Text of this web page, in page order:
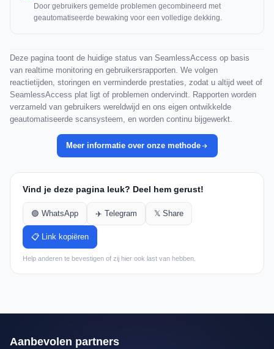
Door gebruikers gemelde problemen gecombineerd met
geautomatiseerde bewaking voor een volledige dekking.
Deze pagina toont de huidige status van SeamlessAccess op basis
van realtime monitoring en gebruikersrapporten. We volgen
reactietijden, storingen en verminderde prestaties, zodat u altijd weet of
SeamlessAccess plat ligt of problemen ondervindt. Rapporten worden
verzameld van gebruikers wereldwijd en ons eigen ontwikkelde
geautomatiseerde scansysteem, en worden continu bijgewerkt.
Meer informatie over onze methode
Vind je deze pagina leuk? Deel hem gerust!
🟢 WhatsApp ✈️ Telegram 𝕏 Share
📋 Link kopiëren
Help anderen te bevestigen of zij hier ook last van hebben.
Aanbevolen partners